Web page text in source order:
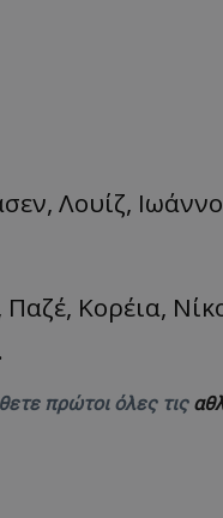
Λουίζ,
Κορέια,
πρώτοι όλες τις